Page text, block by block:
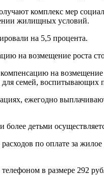
комплекс мер
жилищных условий.
на 5,5 процента.
на возмещение роста
на
семей,
ежегодно
детьми
по оплате за
в размере 292